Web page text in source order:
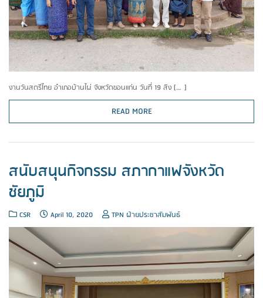
งานวันสตรีไทย อำเภอบ้านไผ่ จังหวัดขอนแก่น วันที่ 19 สิง […]
READ MORE
สนับสนุนกิจกรรม สภากาแฟจังหวัด
ชัยภูมิ
CSR April 10, 2020 TPN ฝ่ายประชาสัมพันธ์